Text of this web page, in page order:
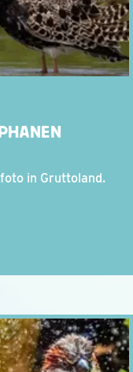
in Gruttoland.